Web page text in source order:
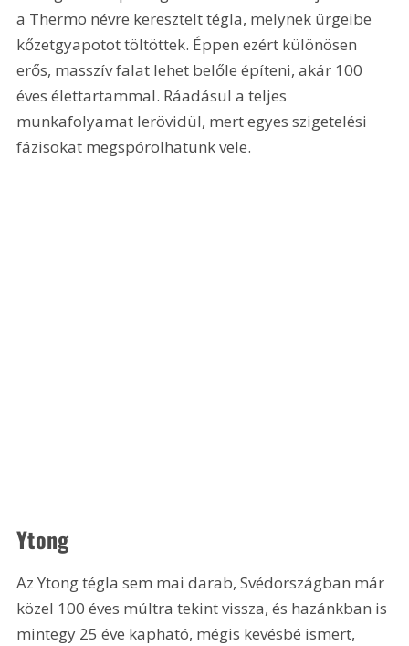
a Thermo névre keresztelt tégla, melynek ürgeibe
kőzetgyapotot töltöttek. Éppen ezért különösen
erős, masszív falat lehet belőle építeni, akár 100
éves élettartammal. Ráadásul a teljes
munkafolyamat lerövidül, mert egyes szigetelési
fázisokat megspórolhatunk vele.
Ytong
Az Ytong tégla sem mai darab, Svédországban már
közel 100 éves múltra tekint vissza, és hazánkban is
mintegy 25 éve kapható, mégis kevésbé ismert,